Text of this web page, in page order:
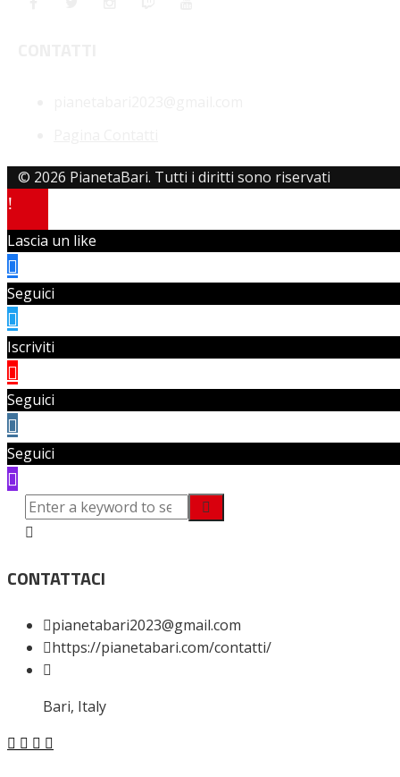
© 2026 PianetaBari. Tutti i diritti sono riservati
Lascia un like
Seguici
Iscriviti
Seguici
Seguici
CONTATTACI
pianetabari2023@gmail.com
https://pianetabari.com/contatti/
Bari, Italy